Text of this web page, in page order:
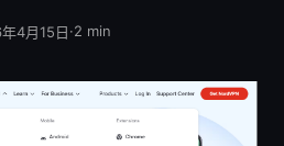
4月15日·2 min